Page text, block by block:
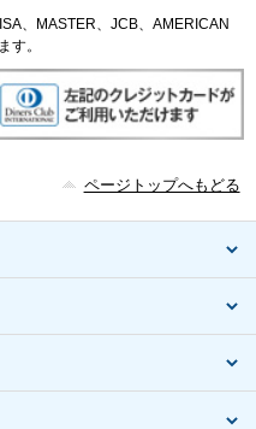
、MASTER、JCB、AMERICAN
す。
ページトップへもどる